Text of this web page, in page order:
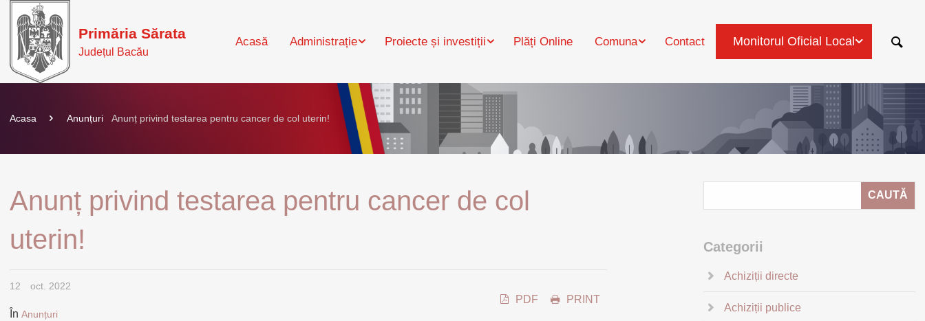
Primăria Sărata
Județul Bacău
Acasă Administrație Proiecte și investiții Plăți Online Comuna Contact Monitorul Oficial Local
Acasa Anunțuri Anunț privind testarea pentru cancer de col uterin!
Anunț privind testarea pentru cancer de col
uterin!
12 oct. 2022
În Anunțuri
PDF PRINT
Categorii
Achiziții directe
Achiziții publice